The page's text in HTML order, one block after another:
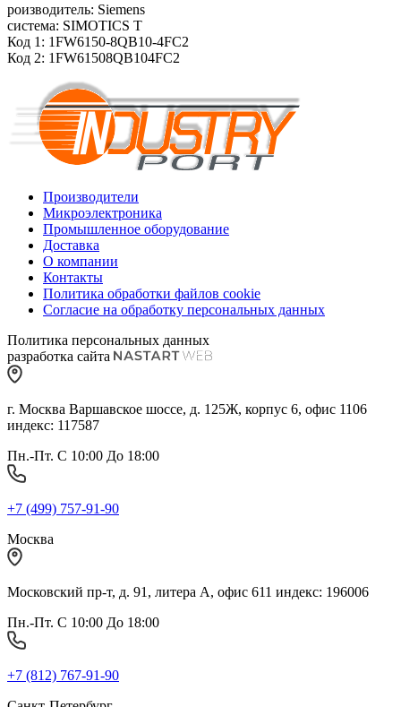
роизводитель: Siemens
система: SIMOTICS T
Код 1: 1FW6150-8QB10-4FC2
Код 2: 1FW61508QB104FC2
Производители
Микроэлектроника
Промышленное оборудование
Доставка
О компании
Контакты
Политика обработки файлов cookie
Согласие на обработку персональных данных
Политика персональных данных
разработка сайта
г. Москва Варшавское шоссе, д. 125Ж, корпус 6, офис 1106
индекс: 117587
Пн.-Пт. С 10:00 До 18:00
+7 (499) 757-91-90
Москва
Московский пр-т, д. 91, литера А, офис 611 индекс: 196006
Пн.-Пт. С 10:00 До 18:00
+7 (812) 767-91-90